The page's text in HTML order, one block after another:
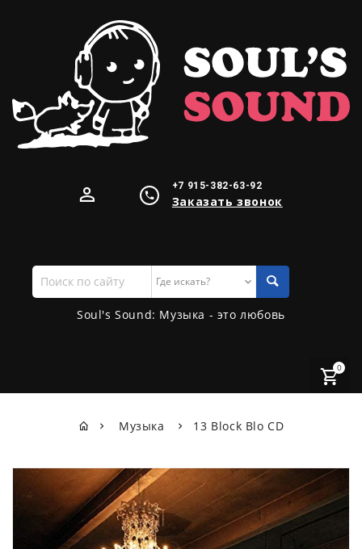
+7 915-382-63-92
Заказать звонок
Поиск
по
сайту
Soul's Sound: Музыка - это любовь
0
Музыка 13 Block Blo CD